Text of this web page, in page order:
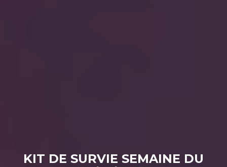
KIT DE SURVIE SEMAINE DU